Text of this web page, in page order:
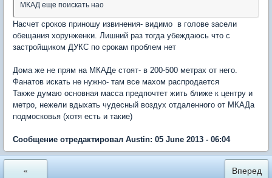
МКАД еще поискать нао
Насчет сроков приношу извинения- видимо в голове засели
обещания хорунженки. Лишний раз тогда убеждаюсь что с
застройщиком ДУКС по срокам проблем нет
Дома же не прям на МКАДе стоят- в 200-500 метрах от него.
Фанатов искать не нужно- там все махом распродается
Также думаю основная масса предпочтет жить ближе к центру и
метро, нежели вдыхать чудесный воздух отдаленного от МКАДа
подмосковья (хотя есть и такие)
Сообщение отредактировал Austin: 05 June 2013 - 06:04
«
Вперед